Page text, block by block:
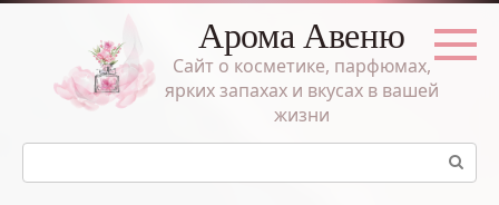
Перейти
Арома Авеню
Сайт о косметике, парфюмах,
ярких запахах и вкусах в вашей
жизни
Поиск: